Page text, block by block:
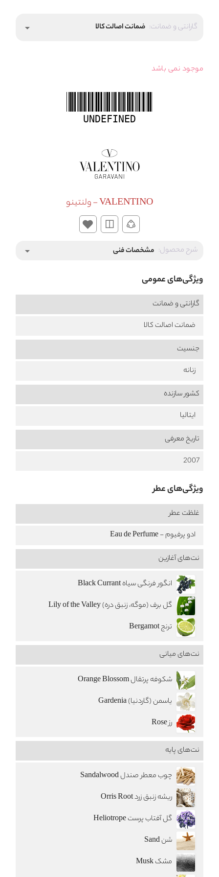
گارانتی و ضمانت: ضمانت اصالت کالا arrow_drop_down
موجود نمی باشد
UNDEFINED
VALENTINO - ولنتینو
شرح محصول: مشخصات فنی arrow_drop_down
ویژگی‌های عمومی
گارانتی و ضمانت
ضمانت اصالت کالا
جنسیت
زنانه
کشور سازنده
ایتالیا
تاریخ معرفی
2007
ویژگی‌های عطر
غلظت عطر
ادو پرفیوم - Eau de Perfume
نت‌های آغازین
انگور فرنگی سیاه Black Currant
گل برف (موگه، زنبق دره) Lily of the Valley
ترنج Bergamot
نت‌های میانی
شکوفه پرتقال Orange Blossom
یاسمن (گاردنیا) Gardenia
رز Rose
نت‌های پایه
چوب معطر صندل Sandalwood
ریشه زنبق زرد Orris Root
گل آفتاب پرست Heliotrope
شن Sand
مشک Musk